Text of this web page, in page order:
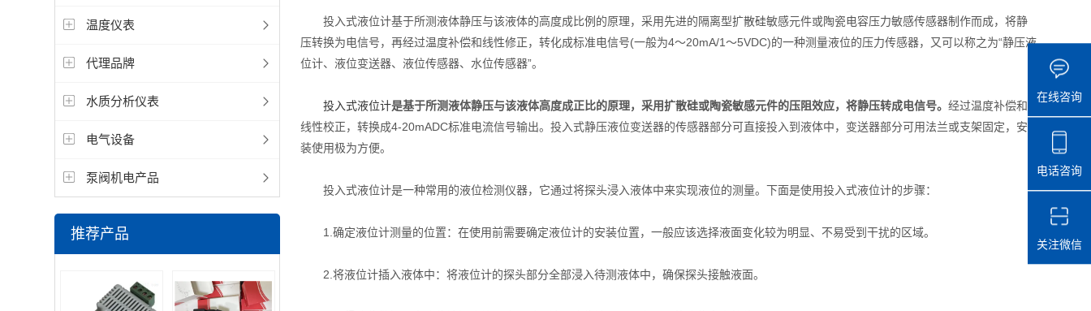
温度仪表
代理品牌
水质分析仪表
电气设备
泵阀机电产品
推荐产品
投入式液位计基于所测液体静压与该液体的高度成比例的原理，采用先进的隔离型扩散硅敏感元件或陶瓷电容压力敏感传感器制作而成，将静
压转换为电信号，再经过温度补偿和线性修正，转化成标准电信号(一般为4～20mA/1～5VDC)的一种测量液位的压力传感器，又可以称之为“静压液
位计、液位变送器、液位传感器、水位传感器”。
投入式液位计是基于所测液体静压与该液体高度成正比的原理，采用扩散硅或陶瓷敏感元件的压阻效应，将静压转成电信号。 经过温度补偿和
线性校正，转换成4-20mADC标准电流信号输出。投入式静压液位变送器的传感器部分可直接投入到液体中，变送器部分可用法兰或支架固定，安
装使用极为方便。
投入式液位计是一种常用的液位检测仪器，它通过将探头浸入液体中来实现液位的测量。下面是使用投入式液位计的步骤：
1.确定液位计测量的位置：在使用前需要确定液位计的安装位置，一般应该选择液面变化较为明显、不易受到干扰的区域。
2.将液位计插入液体中：将液位计的探头部分全部浸入待测液体中，确保探头接触液面。
在线咨询
电话咨询
关注微信